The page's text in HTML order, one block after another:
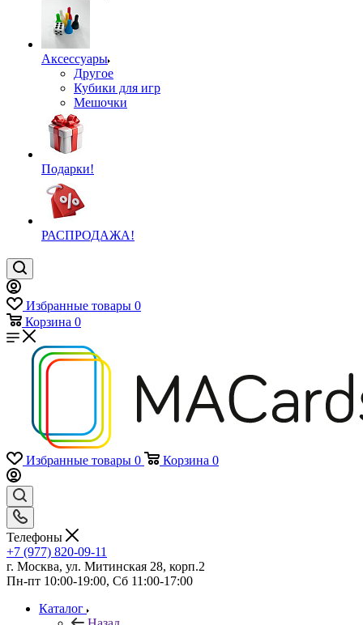
Аксессуары
Другое
Кубики для игр
Мешочки
Подарки!
РАСПРОДАЖА!
Избранные товары 0
Корзина 0
Избранные товары 0 Корзина 0
Телефоны
+7 (977) 820-09-11
г. Москва, ул. Митинская 28, корп.2
Пн-пт 10:00-19:00, Сб 11:00-17:00
Каталог